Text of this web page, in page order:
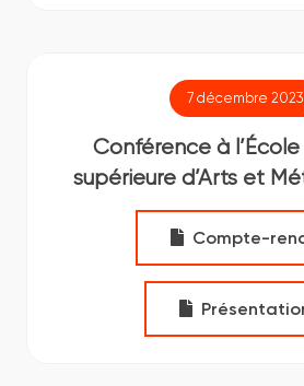
7 décembre 2023
Conférence à
supérieure d’Arts et
Compte-